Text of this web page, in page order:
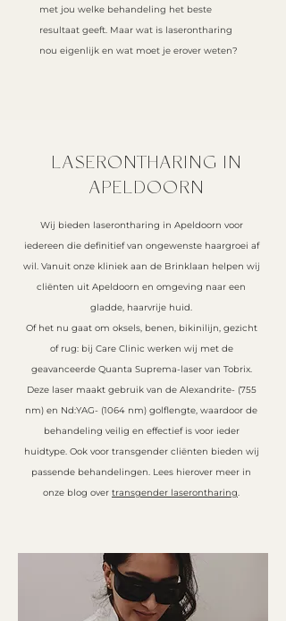
met jou welke behandeling het beste
resultaat geeft. Maar wat is laserontharing
nou eigenlijk en wat moet je erover weten?
LASERONTHARING IN
APELDOORN
Wij bieden laserontharing in Apeldoorn voor
iedereen die definitief van ongewenste haargroei af
wil. Vanuit onze kliniek aan de Brinklaan helpen wij
cliënten uit Apeldoorn en omgeving naar een
gladde, haarvrije huid.
Of het nu gaat om oksels, benen, bikinilijn, gezicht
of rug: bij Care Clinic werken wij met de
geavanceerde Quanta Suprema-laser van Tobrix.
Deze laser maakt gebruik van de Alexandrite- (755
nm) en Nd:YAG- (1064 nm) golflengte, waardoor de
behandeling veilig en effectief is voor ieder
huidtype. Ook voor transgender cliënten bieden wij
passende behandelingen. Lees hierover meer in
onze blog over transgender laserontharing.